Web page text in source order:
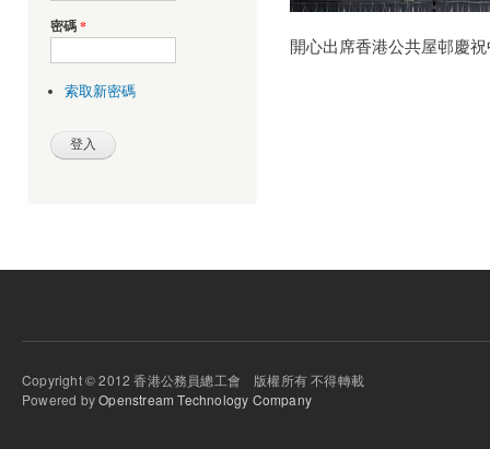
密碼*
索取新密碼
開心出席香港公共屋邨慶
Copyright © 2012 香港公務員總工會 版權所有 不得轉載
Powered byOpenstream Technology Company